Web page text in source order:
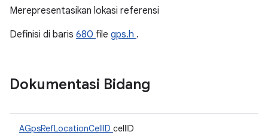
Merepresentasikan lokasi referensi
Definisi di baris 680 file gps.h .
Dokumentasi Bidang
AGpsRefLocationCellID cellID